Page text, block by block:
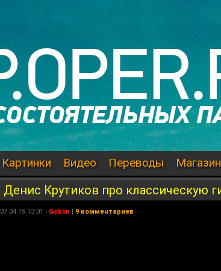
Картинки Видео Переводы Магазин
Денис Крутиков про классическую
07.04.19 13:01 | Goblin | 9 комментариев